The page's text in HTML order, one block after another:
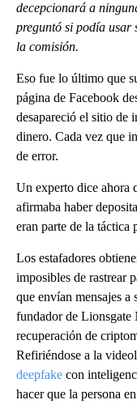
decepcionará a
preguntó si podía
la comisión.
Eso fue lo último que
página de Facebook
desapareció el sitio de
dinero. Cada vez que
de error.
Un experto dice ahora
afirmaba haber
eran parte de la táctica
Los estafadores
imposibles de rastrear
que envían mensajes
fundador de Lionsgate
recuperación de
Refiriéndose a la
deepfake con
hacer que la persona